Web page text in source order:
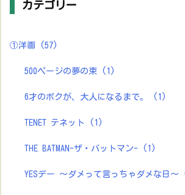
カテゴリー
①洋画 (57)
500ページの夢の束 (1)
6才のボクが、大人になるまで。 (1)
TENET テネット (1)
THE BATMAN-ザ・バットマン- (1)
YESデー ～ダメって言っちゃダメな日～